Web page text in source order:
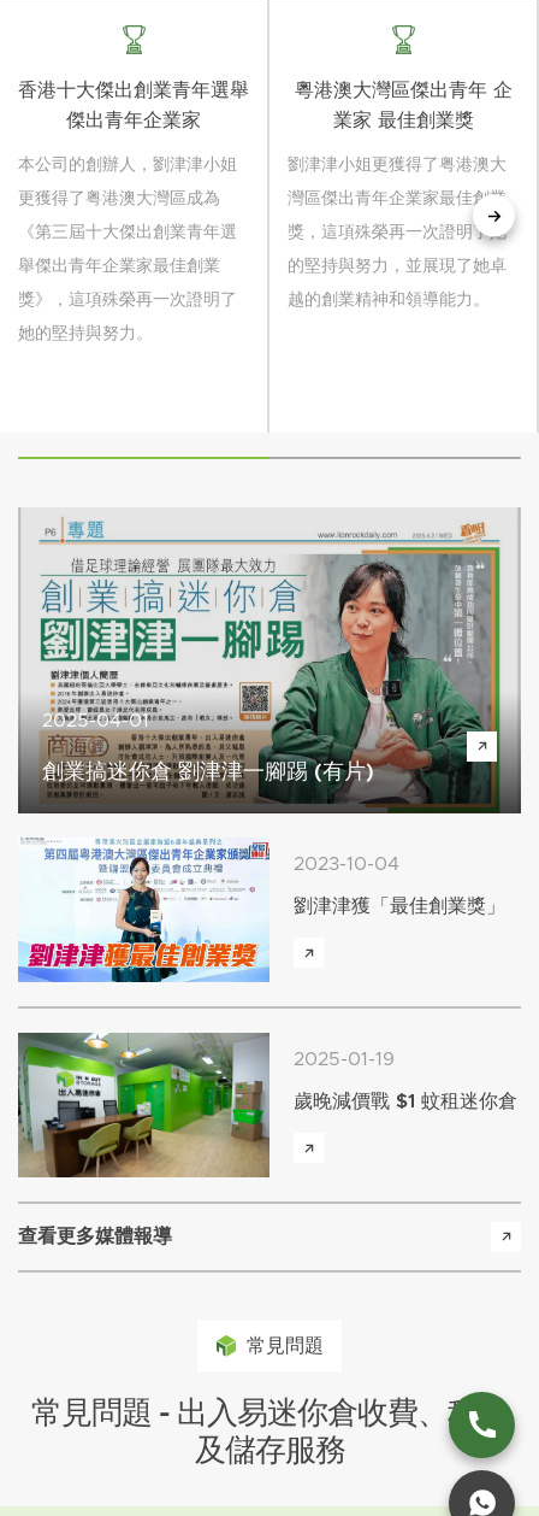
香港十大傑出創業青年選舉
傑出青年企業家
本公司的創辦人，劉津津小姐
更獲得了粤港澳大灣區成為
《第三屆十大傑出創業青年選
舉傑出青年企業家最佳創業
獎》，這項殊榮再一次證明了
她的堅持與努力。
粵港澳大灣區傑出青年 企
業家 最佳創業獎
劉津津小姐更獲得了粤港澳大
灣區傑出青年企業家最佳創業
獎，這項殊榮再一次證明了她
的堅持與努力，並展現了她卓
越的創業精神和領導能力。
2025-04-01
創業搞迷你倉 劉津津一腳踢 (有片)
2023-10-04
劉津津獲「最佳創業獎」
2025-01-19
歲晚減價戰 $1 蚊租迷你倉
查看更多媒體報導
常見問題
常見問題 - 出入易迷你倉收費、租倉
及儲存服務